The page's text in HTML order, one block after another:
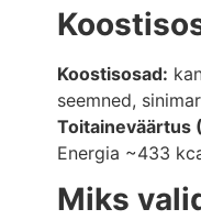
Koostisosad:
seemned,
Toitaineväärtus
Energia ~433
Miks